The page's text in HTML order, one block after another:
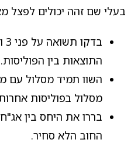
בעלי שם זהה יכולים לפצל
התוצאות בין הפוליסות.
מסלול בפוליסות
בררו את היחס בין
החוב הלא סחיר.